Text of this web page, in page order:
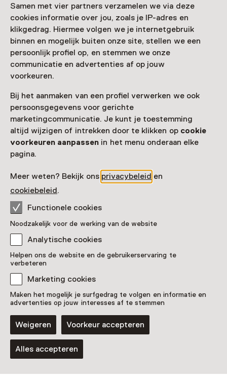
Samen met vier partners verzamelen we via deze
cookies informatie over jou, zoals je IP-adres en
klikgedrag. Hiermee volgen we je internetgebruik
binnen en mogelijk buiten onze site, stellen we een
persoonlijk profiel op, en stemmen we onze
communicatie en advertenties af op jouw
voorkeuren.
Bij het aanmaken van een profiel verwerken we ook
persoonsgegevens voor gerichte
marketingcommunicatie. Je kunt je toestemming
altijd wijzigen of intrekken door te klikken op cookie
voorkeuren aanpassen in het menu onderaan elke
pagina.
Meer weten? Bekijk ons privacybeleid en
cookiebeleid.
Functionele cookies
Noodzakelijk voor de werking van de website
Analytische cookies
Helpen ons de website en de gebruikerservaring te
verbeteren
Marketing cookies
Maken het mogelijk je surfgedrag te volgen en informatie en
advertenties op jouw interesses af te stemmen
Weigeren Voorkeur accepteren
Alles accepteren
Vandaag open tot 16:00 uur
Meer openingstijden
Zien & doen in Kasteel
Cannenburch
Met de jonker op ontdekking
T/m 1 november van 11:00 tot 16:00
Voor 5 t/m 12 jaar